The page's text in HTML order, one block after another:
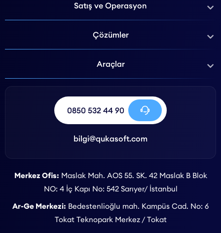
Satış ve Operasyon
Çözümler
Araçlar
0850 532 44 90
bilgi@qukasoft.com
Merkez Ofis: Maslak Mah. AOS 55. SK. 42 Maslak B Blok
NO: 4 İç Kapı No: 542 Sarıyer/ İstanbul
Ar-Ge Merkezi: Bedestenlioğlu mah. Kampüs Cad. No: 6
Tokat Teknopark Merkez / Tokat